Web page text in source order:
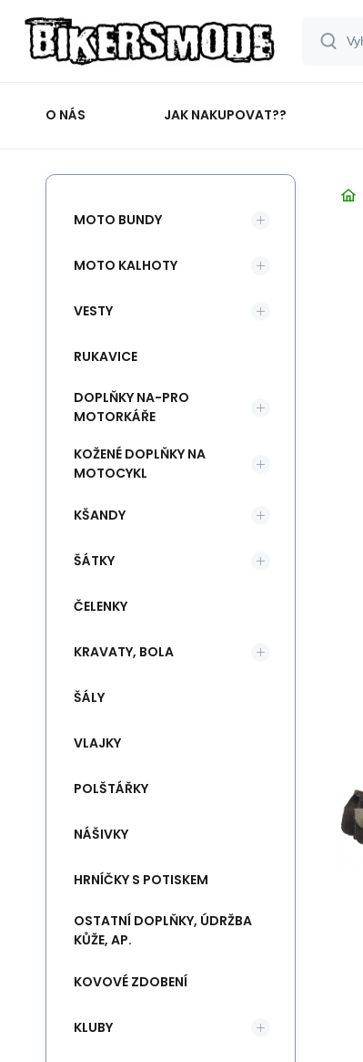
O NÁS JAK NAKUPOVAT??
MOTO BUNDY
MOTO KALHOTY
VESTY
RUKAVICE
DOPLŇKY NA-PRO
MOTORKÁŘE
KOŽENÉ DOPLŇKY NA
MOTOCYKL
KŠANDY
ŠÁTKY
ČELENKY
KRAVATY, BOLA
ŠÁLY
VLAJKY
POLŠTÁŘKY
NÁŠIVKY
HRNÍČKY S POTISKEM
OSTATNÍ DOPLŇKY, ÚDRŽBA
KŮŽE, AP.
KOVOVÉ ZDOBENÍ
KLUBY